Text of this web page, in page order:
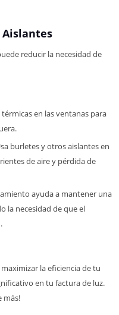
Aislantes
reducir la necesidad de
en las ventanas para
burletes y otros aislantes en
de aire y pérdida de
ayuda a mantener una
la necesidad de que el
la eficiencia de tu
en tu factura de luz.
más!